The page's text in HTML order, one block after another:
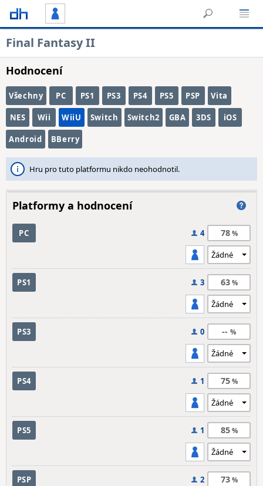
Final Fantasy II
Hodnocení
Všechny PC PS1 PS3 PS4 PS5 PSP Vita
NES Wii WiiU Switch Switch2 GBA 3DS iOS
Android BBerry
Hru pro tuto platformu nikdo neohodnotil.
Platformy a hodnocení
PC 4 78
PS1 3 63
PS3 0 --
PS4 1 75
PS5 1 85
PSP 2 73